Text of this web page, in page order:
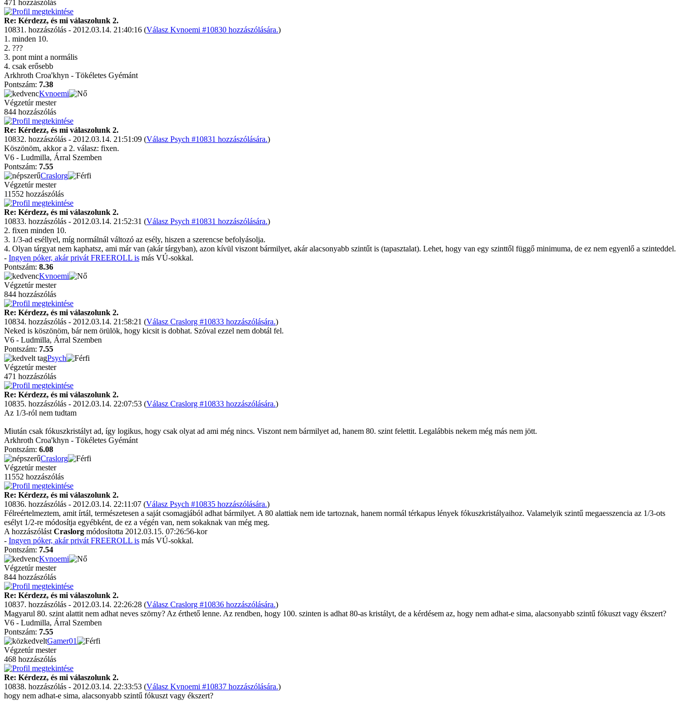
471 hozzászólás
Re: Kérdezz, és mi válaszolunk 2.
10831. hozzászólás - 2012.03.14. 21:40:16 (Válasz Kvnoemi #10830 hozzászólására.)
1. minden 10.
2. ???
3. pont mint a normális
4. csak erősebb
Arkhroth Croa'khyn - Tökéletes Gyémánt
Pontszám: 7.38
Kvnoemi
Végzetúr mester
844 hozzászólás
Re: Kérdezz, és mi válaszolunk 2.
10832. hozzászólás - 2012.03.14. 21:51:09 (Válasz Psych #10831 hozzászólására.)
Köszönöm, akkor a 2. válasz: fixen.
V6 - Ludmilla, Árral Szemben
Pontszám: 7.55
Craslorg
Végzetúr mester
11552 hozzászólás
Re: Kérdezz, és mi válaszolunk 2.
10833. hozzászólás - 2012.03.14. 21:52:31 (Válasz Psych #10831 hozzászólására.)
2. fixen minden 10.
3. 1/3-ad eséllyel, míg normálnál változó az esély, hiszen a szerencse befolyásolja.
4. Olyan tárgyat nem kaphatsz, ami már van (akár tárgyban), azon kívül viszont bármilyet, akár alacsonyabb szintűt is (tapasztalat). Lehet, hogy van egy szinttől függő minimuma, de ez nem egyenlő a szinteddel.
- Ingyen póker, akár privát FREEROLL is más VÚ-sokkal.
Pontszám: 8.36
Kvnoemi
Végzetúr mester
844 hozzászólás
Re: Kérdezz, és mi válaszolunk 2.
10834. hozzászólás - 2012.03.14. 21:58:21 (Válasz Craslorg #10833 hozzászólására.)
Neked is köszönöm, bár nem örülök, hogy kicsit is dobhat. Szóval ezzel nem dobtál fel.
V6 - Ludmilla, Árral Szemben
Pontszám: 7.55
Psych
Végzetúr mester
471 hozzászólás
Re: Kérdezz, és mi válaszolunk 2.
10835. hozzászólás - 2012.03.14. 22:07:53 (Válasz Craslorg #10833 hozzászólására.)
Az 1/3-ról nem tudtam
Miután csak fókuszkristályt ad, így logikus, hogy csak olyat ad ami még nincs. Viszont nem bármilyet ad, hanem 80. szint felettit. Legalábbis nekem még más nem jött.
Arkhroth Croa'khyn - Tökéletes Gyémánt
Pontszám: 6.08
Craslorg
Végzetúr mester
11552 hozzászólás
Re: Kérdezz, és mi válaszolunk 2.
10836. hozzászólás - 2012.03.14. 22:11:07 (Válasz Psych #10835 hozzászólására.)
Félreértelmeztem, amit írtál, természetesen a saját csomagjából adhat bármilyet. A 80 alattiak nem ide tartoznak, hanem normál térkapus lények fókuszkristályaihoz. Valamelyik szintű megaesszencia az 1/3-ots
esélyt 1/2-re módosítja egyébként, de ez a végén van, nem sokaknak van még meg.
A hozzászólást Craslorg módosította 2012.03.15. 07:26:56-kor
- Ingyen póker, akár privát FREEROLL is más VÚ-sokkal.
Pontszám: 7.54
Kvnoemi
Végzetúr mester
844 hozzászólás
Re: Kérdezz, és mi válaszolunk 2.
10837. hozzászólás - 2012.03.14. 22:26:28 (Válasz Craslorg #10836 hozzászólására.)
Magyarul 80. szint alattit nem adhat neves szörny? Az érthető lenne. Az rendben, hogy 100. szinten is adhat 80-as kristályt, de a kérdésem az, hogy nem adhat-e sima, alacsonyabb szintű fókuszt vagy ékszert?
V6 - Ludmilla, Árral Szemben
Pontszám: 7.55
Gamer01
Végzetúr mester
468 hozzászólás
Re: Kérdezz, és mi válaszolunk 2.
10838. hozzászólás - 2012.03.14. 22:33:53 (Válasz Kvnoemi #10837 hozzászólására.)
hogy nem adhat-e sima, alacsonyabb szintű fókuszt vagy ékszert?